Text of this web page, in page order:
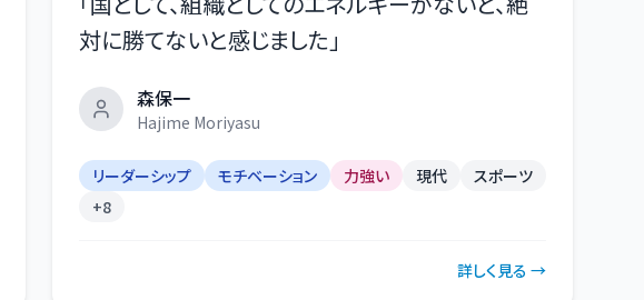
対に勝てないと感じました 」
森保一
Hajime Moriyasu
リーダーシップ モチベーション 力強い 現代
スポーツ
+8
詳しく見る →